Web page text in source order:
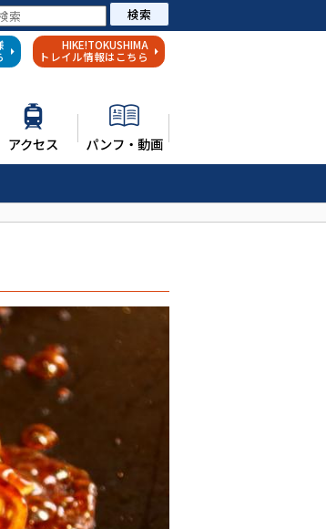
検索
HIKE!TOKUSHIMA
トレイル情報はこちら
アクセス パンフ・動画